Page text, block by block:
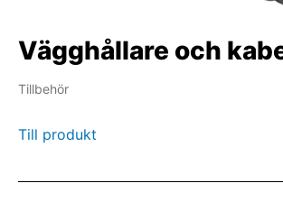
Vägghållare och
Tillbehör
Till produkt